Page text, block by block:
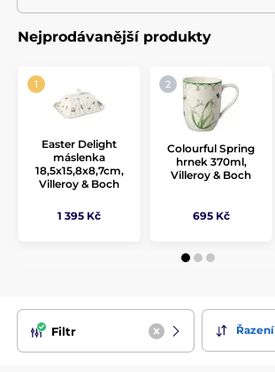
Nejprodávanější produkty
Easter Delight
máslenka
18,5x15,8x8,7cm,
Villeroy & Boch
1 395 Kč
Colourful Spring
hrnek 370ml,
Villeroy & Boch
695 Kč
Filtr Řazení